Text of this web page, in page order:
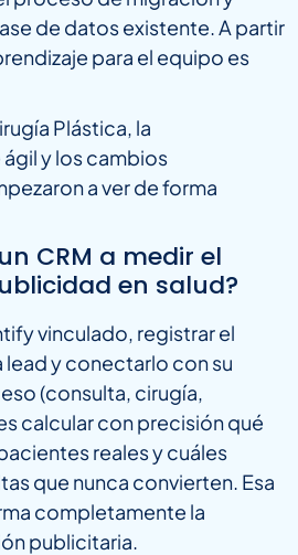
de datos existente. A partir
para el equipo es
Plástica, la
y los cambios
a ver de forma
CRM a medir el
en salud?
vinculado, registrar el
lead y conectarlo con su
(consulta, cirugía,
calcular con precisión qué
reales y cuáles
que nunca convierten. Esa
completamente la
publicitaria.